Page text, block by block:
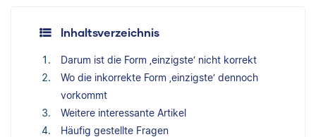
Inhaltsverzeichnis
Darum ist die Form ‚einzigste‘ nicht korrekt
Wo die inkorrekte Form ‚einzigste‘ dennoch
vorkommt
Weitere interessante Artikel
Häufig gestellte Fragen